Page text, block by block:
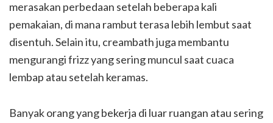
merasakan perbedaan setelah beberapa kali
pemakaian, di mana rambut terasa lebih lembut saat
disentuh. Selain itu, creambath juga membantu
mengurangi frizz yang sering muncul saat cuaca
lembap atau setelah keramas.
Banyak orang yang bekerja di luar ruangan atau sering